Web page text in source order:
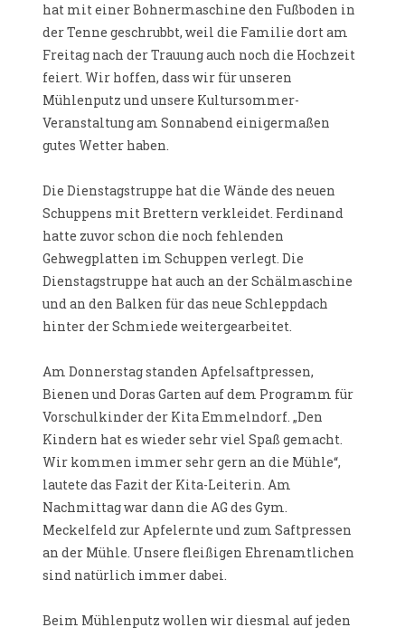
hat mit einer Bohnermaschine den Fußboden in
der Tenne geschrubbt, weil die Familie dort am
Freitag nach der Trauung auch noch die Hochzeit
feiert. Wir hoffen, dass wir für unseren
Mühlenputz und unsere Kultursommer-
Veranstaltung am Sonnabend einigermaßen
gutes Wetter haben.
Die Dienstagstruppe hat die Wände des neuen
Schuppens mit Brettern verkleidet. Ferdinand
hatte zuvor schon die noch fehlenden
Gehwegplatten im Schuppen verlegt. Die
Dienstagstruppe hat auch an der Schälmaschine
und an den Balken für das neue Schleppdach
hinter der Schmiede weitergearbeitet.
Am Donnerstag standen Apfelsaftpressen,
Bienen und Doras Garten auf dem Programm für
Vorschulkinder der Kita Emmelndorf. „Den
Kindern hat es wieder sehr viel Spaß gemacht.
Wir kommen immer sehr gern an die Mühle“,
lautete das Fazit der Kita-Leiterin. Am
Nachmittag war dann die AG des Gym.
Meckelfeld zur Apfelernte und zum Saftpressen
an der Mühle. Unsere fleißigen Ehrenamtlichen
sind natürlich immer dabei.
Beim Mühlenputz wollen wir diesmal auf jeden